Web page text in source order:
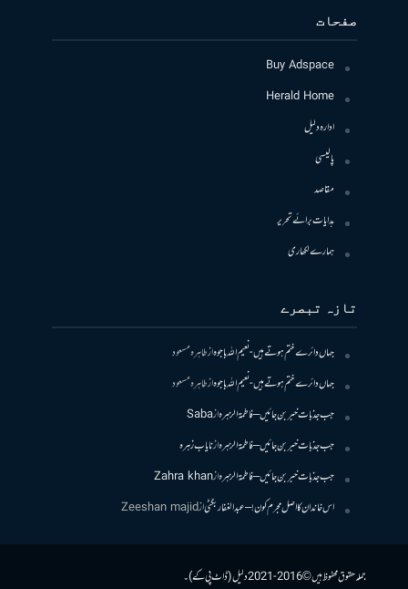
صفحات
Buy Adspace
Herald Home
ادارہ دلیل
پالیسی
مقاصد
ہدایات برائے تحریر
ہمارے لکھاری
تازہ تبصرے
جہاں دائرے ختم ہوتے ہیں- نعیم اللہ باجوہازطاہرہ مسعود
جہاں دائرے ختم ہوتے ہیں- نعیم اللہ باجوہازطاہرہ مسعود
جب جذبات خبر بن جائیں – فاطمۃالزہرہازSaba
جب جذبات خبر بن جائیں – فاطمۃالزہرہازنایاب زہرہ
جب جذبات خبر بن جائیں – فاطمۃالزہرہازZahra khan
اس خاندان کا اصل مجرم کون! – عبدالغفار بگٹیازZeeshan majid
جملہ حقوق محفوظ ہیں © 2016-2021 دلیل (ڈاٹ پی کے)۔